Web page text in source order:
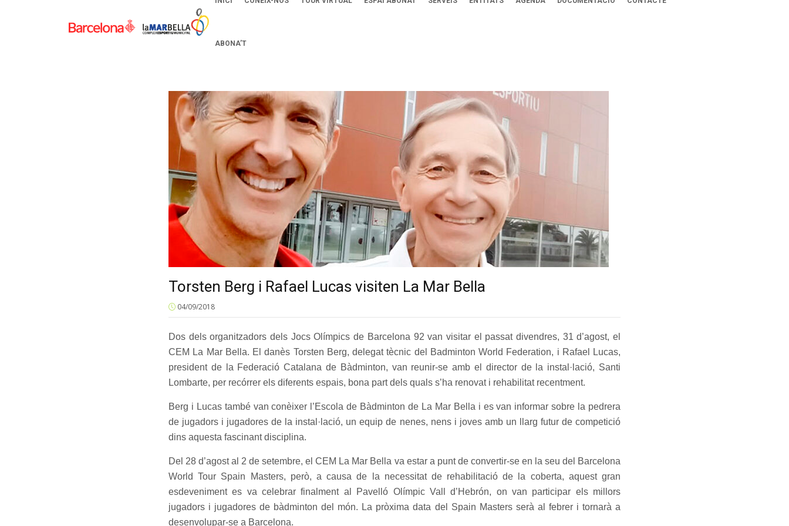
ABONA’T
Torsten Berg i Rafael Lucas visiten La Mar Bella
04/09/2018
Dos dels organitzadors dels Jocs Olímpics de Barcelona 92 van visitar el passat divendres, 31 d’agost, el
CEM La Mar Bella. El danès Torsten Berg, delegat tècnic del Badminton World Federation, i Rafael Lucas,
president de la Federació Catalana de Bàdminton, van reunir-se amb el director de la instal·lació, Santi
Lombarte, per recórrer els diferents espais, bona part dels quals s’ha renovat i rehabilitat recentment.
Berg i Lucas també van conèixer l’Escola de Bàdminton de La Mar Bella i es van informar sobre la pedrera
de jugadors i jugadores de la instal·lació, un equip de nenes, nens i joves amb un llarg futur de competició
dins aquesta fascinant disciplina.
Del 28 d’agost al 2 de setembre, el CEM La Mar Bella va estar a punt de convertir-se en la seu del Barcelona
World Tour Spain Masters, però, a causa de la necessitat de rehabilitació de la coberta, aquest gran
esdeveniment es va celebrar finalment al Pavelló Olímpic Vall d’Hebrón, on van participar els millors
jugadors i jugadores de bàdminton del món. La pròxima data del Spain Masters serà al febrer i tornarà a
desenvolupar-se a Barcelona.